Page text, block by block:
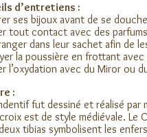
d’entretiens :
ses bijoux avant de se
tout contact avec des
dans leur sachet afin de
la poussière en frottant
l’oxydation avec du Miror ou
:
fut dessiné et réalisé par
est de style médiévale. Le
tibias symbolisent les